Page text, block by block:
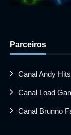
Parceiros
Canal Andy
Canal Load
Canal Brunno